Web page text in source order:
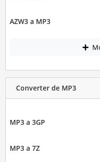
AZW3 a MP3
Converter de MP3
MP3 a 3GP
MP3 a 7Z